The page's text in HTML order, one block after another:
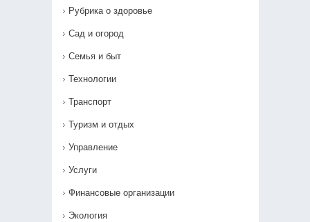
Рубрика о здоровье
Сад и огород
Семья и быт
Технологии
Транспорт
Туризм и отдых
Управление
Услуги
Финансовые организации
Экология